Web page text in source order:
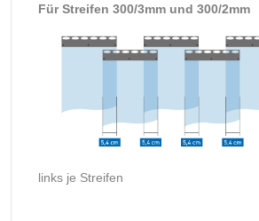
Für Streifen 300/3mm und 300/2mm
links je Streifen